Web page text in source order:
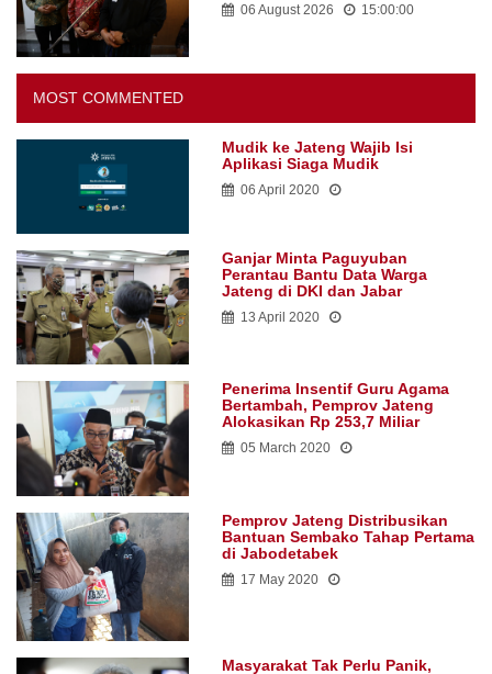
06 August 2026 15:00:00
MOST COMMENTED
Mudik ke Jateng Wajib Isi
Aplikasi Siaga Mudik
06 April 2020
Ganjar Minta Paguyuban
Perantau Bantu Data Warga
Jateng di DKI dan Jabar
13 April 2020
Penerima Insentif Guru Agama
Bertambah, Pemprov Jateng
Alokasikan Rp 253,7 Miliar
05 March 2020
Pemprov Jateng Distribusikan
Bantuan Sembako Tahap Pertama
di Jabodetabek
17 May 2020
Masyarakat Tak Perlu Panik,